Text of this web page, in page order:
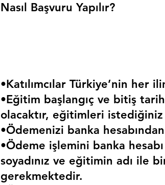
Nasıl Başvuru Yapılır?
•Katılımcılar Türkiye’nin her
•Eğitim başlangıç ve bitiş
olacaktır, eğitimleri
•Ödemenizi banka
•Ödeme işlemini banka
soyadınız ve eğitimin adı ile
gerekmektedir.